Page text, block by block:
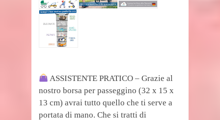
ASSISTENTE PRATICO – Grazie al
nostro borsa per passeggino (32 x 15 x
13 cm) avrai tutto quello che ti serve a
portata di mano. Che si tratti di